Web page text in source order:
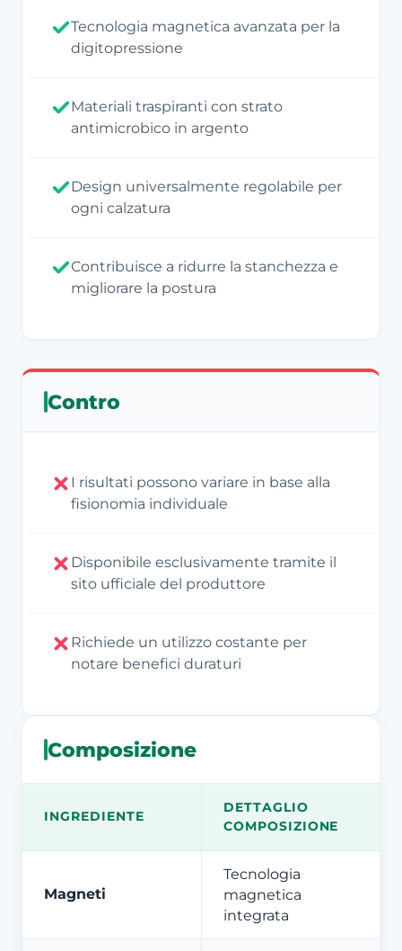
Tecnologia magnetica avanzata per la
digitopressione
Materiali traspiranti con strato
antimicrobico in argento
Design universalmente regolabile per
ogni calzatura
Contribuisce a ridurre la stanchezza e
migliorare la postura
Contro
I risultati possono variare in base alla
fisionomia individuale
Disponibile esclusivamente tramite il
sito ufficiale del produttore
Richiede un utilizzo costante per
notare benefici duraturi
Composizione
INGREDIENTE
DETTAGLIO
COMPOSIZIONE
Magneti
Tecnologia
magnetica
integrata